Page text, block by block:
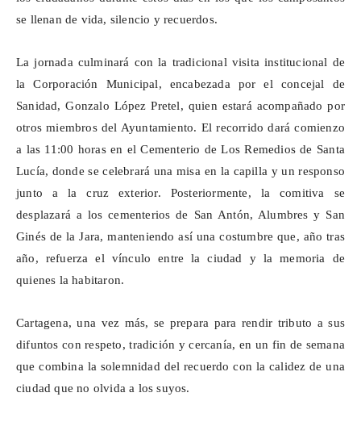
se llenan de vida, silencio y recuerdos.
La jornada culminará con la tradicional visita institucional de
la Corporación Municipal, encabezada por el concejal de
Sanidad, Gonzalo López Pretel, quien estará acompañado por
otros miembros del Ayuntamiento. El recorrido dará comienzo
a las 11:00 horas en el Cementerio de Los Remedios de Santa
Lucía, donde se celebrará una misa en la capilla y un responso
junto a la cruz exterior. Posteriormente, la comitiva se
desplazará a los cementerios de San Antón, Alumbres y San
Ginés de la Jara, manteniendo así una costumbre que, año tras
año, refuerza el vínculo entre la ciudad y la memoria de
quienes la habitaron.
Cartagena, una vez más, se prepara para rendir tributo a sus
difuntos con respeto, tradición y cercanía, en un fin de semana
que combina la solemnidad del recuerdo con la calidez de una
ciudad que no olvida a los suyos.